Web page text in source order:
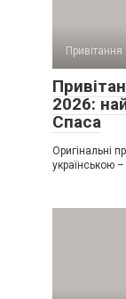
Привітання
2026:
Спаса
Оригінальні
українською